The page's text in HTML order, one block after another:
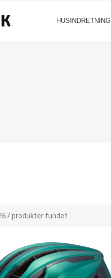
HUSINDRETNING
produkter fundet